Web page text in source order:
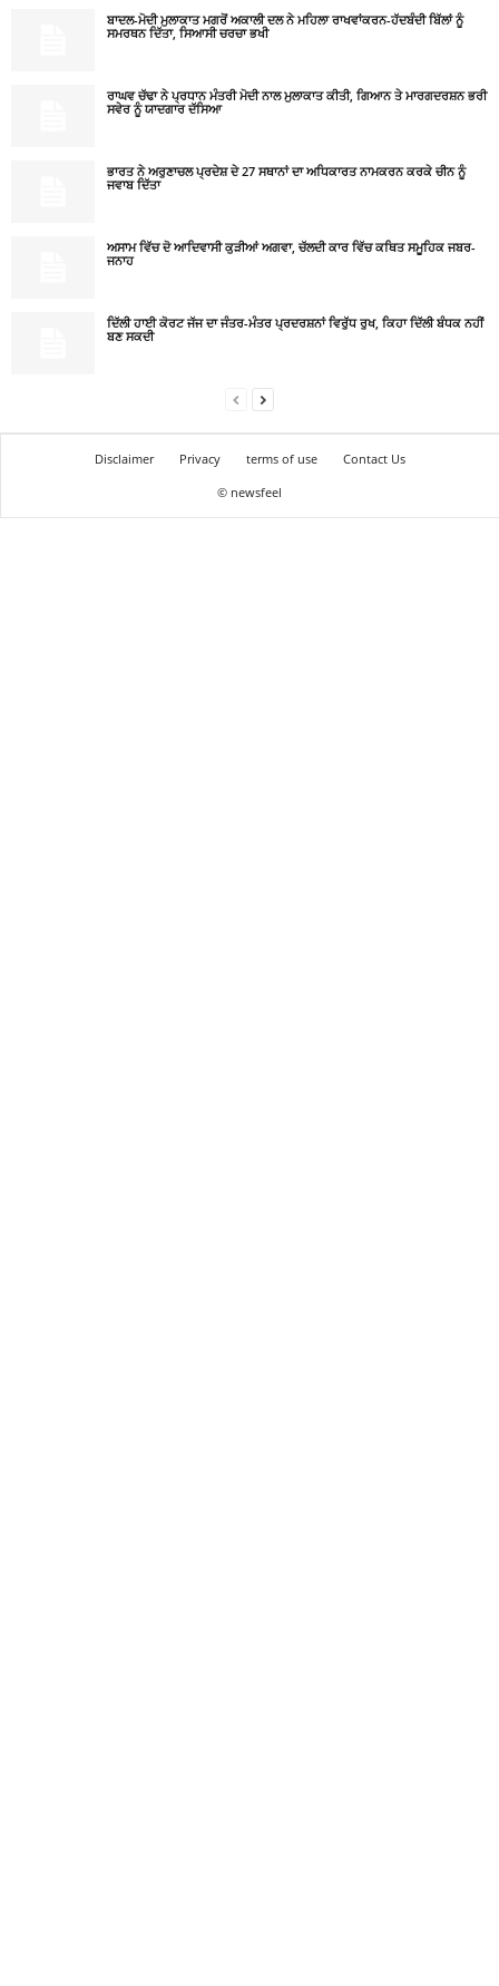
ਬਾਦਲ-ਮੋਦੀ ਮੁਲਾਕਾਤ ਮਗਰੋਂ ਅਕਾਲੀ ਦਲ ਨੇ ਮਹਿਲਾ ਰਾਖਵਾਂਕਰਨ-ਹੱਦਬੰਦੀ ਬਿੱਲਾਂ ਨੂੰ
ਸਮਰਥਨ ਦਿੱਤਾ, ਸਿਆਸੀ ਚਰਚਾ ਭਖੀ
ਰਾਘਵ ਚੱਢਾ ਨੇ ਪ੍ਰਧਾਨ ਮੰਤਰੀ ਮੋਦੀ ਨਾਲ ਮੁਲਾਕਾਤ ਕੀਤੀ, ਗਿਆਨ ਤੇ ਮਾਰਗਦਰਸ਼ਨ ਭਰੀ
ਸਵੇਰ ਨੂੰ ਯਾਦਗਾਰ ਦੱਸਿਆ
ਭਾਰਤ ਨੇ ਅਰੁਣਾਚਲ ਪ੍ਰਦੇਸ਼ ਦੇ 27 ਸਥਾਨਾਂ ਦਾ ਅਧਿਕਾਰਤ ਨਾਮਕਰਨ ਕਰਕੇ ਚੀਨ ਨੂੰ
ਜਵਾਬ ਦਿੱਤਾ
ਅਸਾਮ ਵਿੱਚ ਦੋ ਆਦਿਵਾਸੀ ਕੁੜੀਆਂ ਅਗਵਾ, ਚੱਲਦੀ ਕਾਰ ਵਿੱਚ ਕਥਿਤ ਸਮੂਹਿਕ ਜਬਰ-
ਜਨਾਹ
ਦਿੱਲੀ ਹਾਈ ਕੋਰਟ ਜੱਜ ਦਾ ਜੰਤਰ-ਮੰਤਰ ਪ੍ਰਦਰਸ਼ਨਾਂ ਵਿਰੁੱਧ ਰੁਖ, ਕਿਹਾ ਦਿੱਲੀ ਬੰਧਕ ਨਹੀਂ
ਬਣ ਸਕਦੀ
Disclaimer Privacy terms of use
Contact Us
© newsfeel